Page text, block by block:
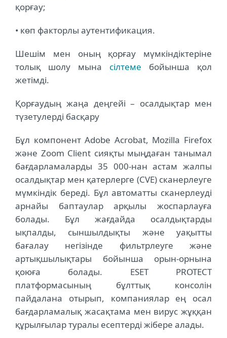
қорғау;
• көп факторлы аутентификация.
Шешім мен оның қорғау мүмкіндіктеріне
толық шолу мына сілтеме бойынша қол
жетімді.
Қорғаудың жаңа деңгейі – осалдықтар мен
түзетулерді басқару
Бұл компонент Adobe Acrobat, Mozilla Firefox
және Zoom Client сияқты мыңдаған танымал
бағдарламаларды 35 000-нан астам жалпы
осалдықтар мен қатерлерге (CVE) сканерлеуге
мүмкіндік береді. Бұл автоматты сканерлеуді
арнайы баптаулар арқылы жоспарлауға
болады. Бұл жағдайда осалдықтарды
ықпалды, сыншылдықты және уақытты
бағалау негізінде фильтрлеуге және
артықшылықтары бойынша орын-орнына
қоюға болады. ESET PROTECT
платформасының бұлттық консолін
пайдалана отырып, компаниялар ең осал
бағдарламалық жасақтама мен вирус жұққан
құрылғылар туралы есептерді жібере алады.